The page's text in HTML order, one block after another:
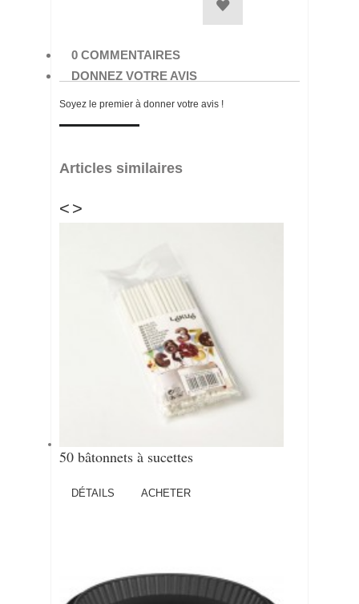
0 COMMENTAIRES
DONNEZ VOTRE AVIS
Soyez le premier à donner votre avis !
Articles similaires
< >
50 bâtonnets à sucettes
DÉTAILS ACHETER